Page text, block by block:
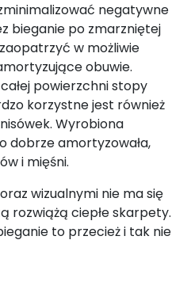
negatywne
bieganie po zmarzniętej
w możliwie
obuwie.
powierzchni stopy
korzystne jest również
Wyrobiona
dobrze amortyzowała,
i mięśni.
wizualnymi nie ma się
rozwiążą ciepłe skarpety.
to przecież i tak nie